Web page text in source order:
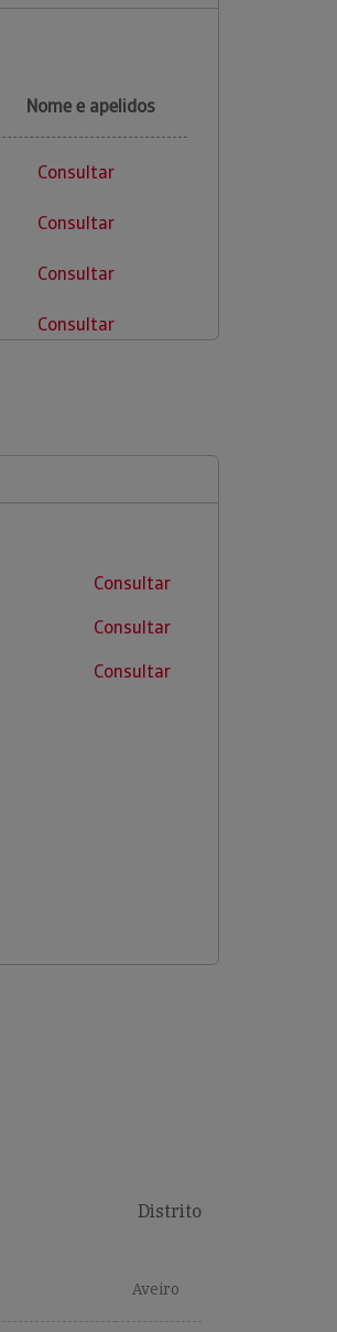
Nome e apelidos
Consultar
Consultar
Consultar
Consultar
Consultar
Consultar
Consultar
Distrito
Aveiro